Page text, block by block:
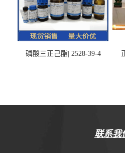
磷酸三正己酯| 2528-39-4
联系我